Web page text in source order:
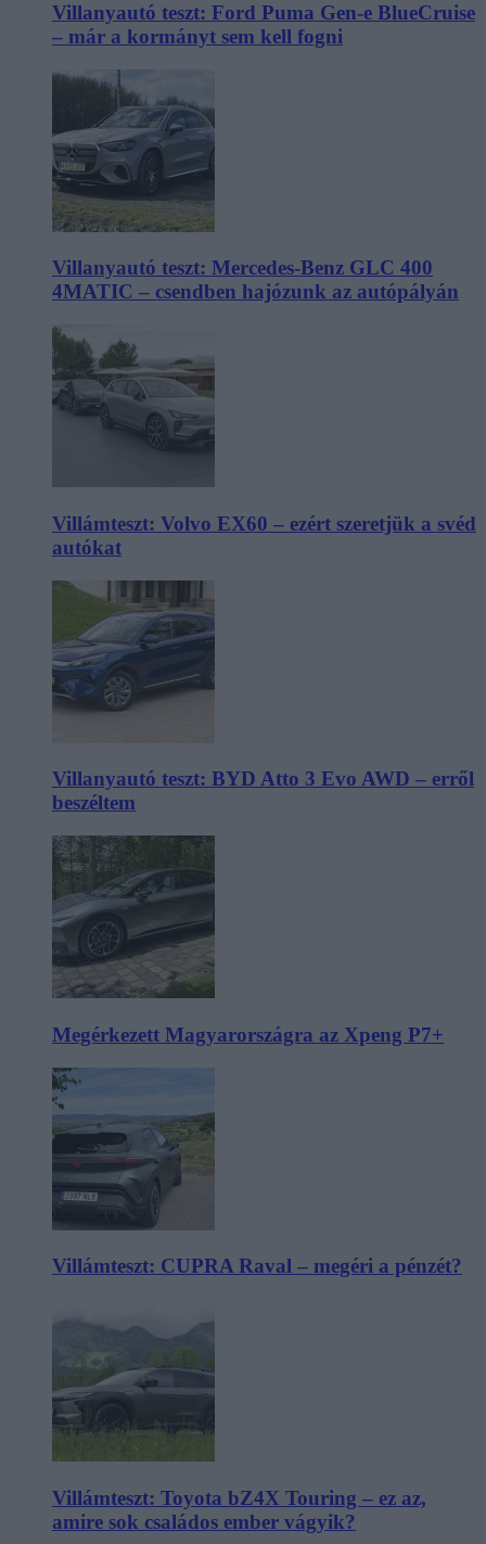
Villanyautó teszt: Ford Puma Gen-e BlueCruise
– már a kormányt sem kell fogni
Villanyautó teszt: Mercedes-Benz GLC 400
4MATIC – csendben hajózunk az autópályán
Villámteszt: Volvo EX60 – ezért szeretjük a svéd
autókat
Villanyautó teszt: BYD Atto 3 Evo AWD – erről
beszéltem
Megérkezett Magyarországra az Xpeng P7+
Villámteszt: CUPRA Raval – megéri a pénzét?
Villámteszt: Toyota bZ4X Touring – ez az,
amire sok családos ember vágyik?